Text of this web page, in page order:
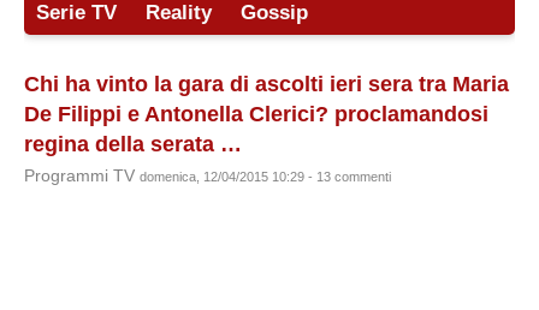
Serie TV
Reality Gossip
Chi ha vinto la gara di ascolti ieri sera tra Maria
De Filippi e Antonella Clerici? proclamandosi
regina della serata …
Programmi TV domenica, 12/04/2015 10:29 - 13 commenti